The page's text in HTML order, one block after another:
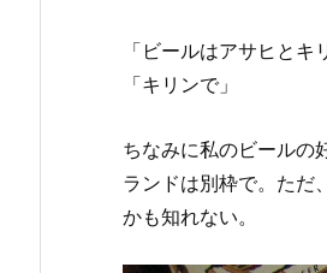
「ビールはアサヒとキ
「キリンで」
ちなみに私のビールの
ランドは別枠で。ただ、
かも知れない。